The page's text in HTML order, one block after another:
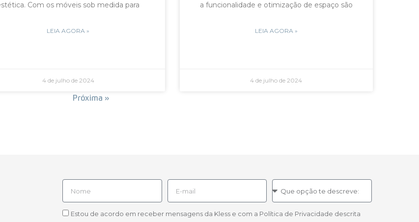
Com os móveis sob medida para
LEIA AGORA »
4 de julho de 2024
a funcionalidade e otimização de espaço são
LEIA AGORA »
4 de julho de 2024
Próxima »
Estou de acordo em receber mensagens da Kless e com a Política de Privacidade descrita